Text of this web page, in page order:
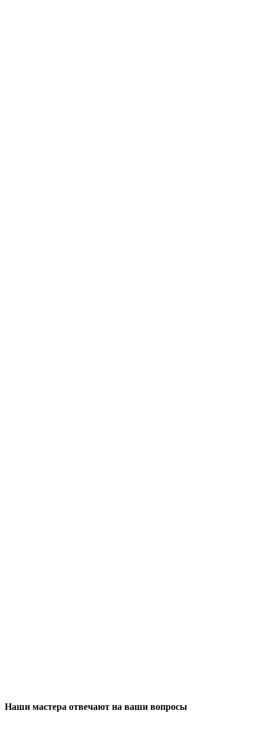
Наши мастера отвечают на ваши вопросы